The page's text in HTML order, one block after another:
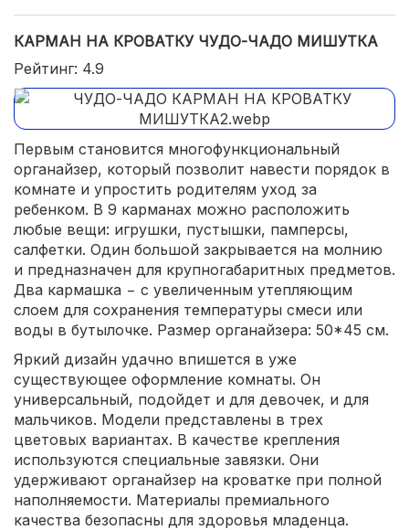
КАРМАН НА КРОВАТКУ ЧУДО-ЧАДО МИШУТКА
Рейтинг: 4.9
Первым становится многофункциональный
органайзер, который позволит навести порядок в
комнате и упростить родителям уход за
ребенком. В 9 карманах можно расположить
любые вещи: игрушки, пустышки, памперсы,
салфетки. Один большой закрывается на молнию
и предназначен для крупногабаритных предметов.
Два кармашка − с увеличенным утепляющим
слоем для сохранения температуры смеси или
воды в бутылочке. Размер органайзера: 50*45 см.
Яркий дизайн удачно впишется в уже
существующее оформление комнаты. Он
универсальный, подойдет и для девочек, и для
мальчиков. Модели представлены в трех
цветовых вариантах. В качестве крепления
используются специальные завязки. Они
удерживают органайзер на кроватке при полной
наполняемости. Материалы премиального
качества безопасны для здоровья младенца.